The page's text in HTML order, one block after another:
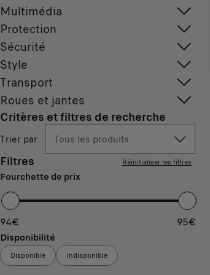
Multimédia
Protection
Sécurité
Style
Transport
Roues et jantes
Critères et filtres de recherche
Trier par Tous les produits
Filtres Réinitialiser les filtres
Fourchette de prix
94€ 95€
Disponibilité
Disponible Indisponible